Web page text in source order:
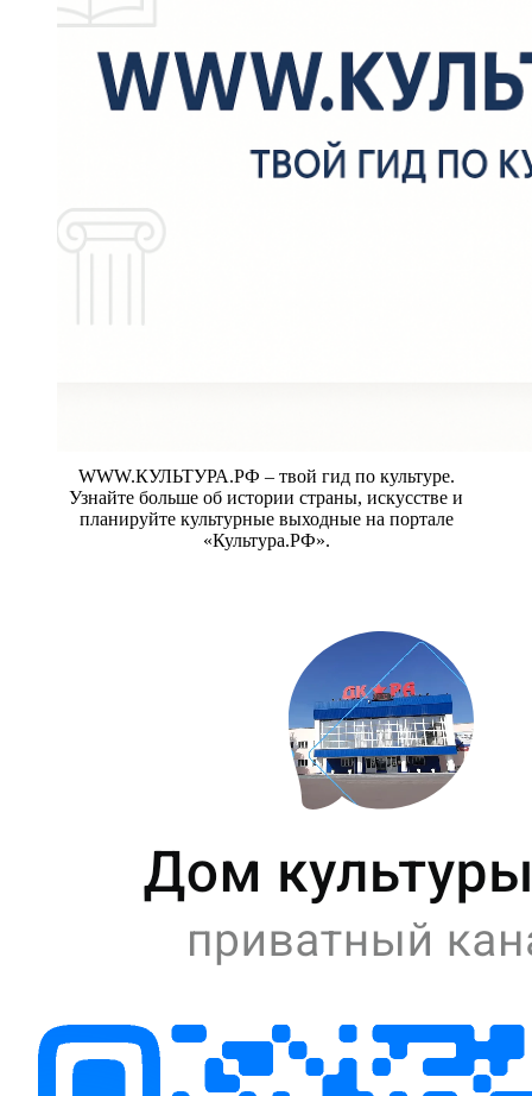
WWW.КУЛЬТУРА.РФ – твой гид по культуре.
Узнайте больше об истории страны, искусстве и
планируйте культурные выходные на портале
«Культура.РФ».